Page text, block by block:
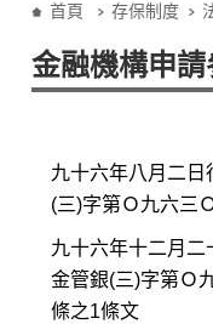
首頁 存保制度
金融機構申
九十六年八月二日
(三)字第Ｏ九六三
九十六年十二月
金管銀(三)字第Ｏ
條之1條文